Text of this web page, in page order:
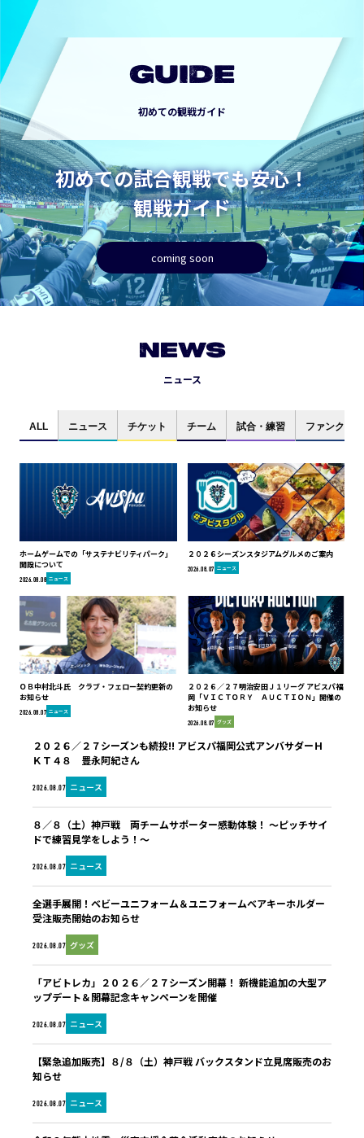
GUIDE
初めての観戦ガイド
初めての試合観戦でも安心！
観戦ガイド
coming soon
NEWS
ニュース
ALL ニュース チケット チーム 試合・練習 ファンクラブ
ホームゲームでの「サステナビリティパーク」
開設について
2026.08.08 ニュース
２０２６シーズンスタジアムグルメのご案内
2026.08.07 ニュース
ＯＢ中村北斗氏 クラブ・フェロー契約更新の
お知らせ
2026.08.07 ニュース
２０２６／２７明治安田Ｊ１リーグ アビスパ福
岡「ＶＩＣＴＯＲＹ ＡＵＣＴＩＯＮ」開催の
お知らせ
2026.08.07 グッズ
2026.08.07 ニュース
２０２６／２７シーズンも続投!! アビスパ福岡公式アンバサダーＨ
ＫＴ４８ 豊永阿紀さん
2026.08.07 ニュース
８／８（土）神戸戦 両チームサポーター感動体験！ ～ピッチサイ
ドで練習見学をしよう！～
2026.08.07 グッズ
全選手展開！ベビーユニフォーム＆ユニフォームベアキーホルダー
受注販売開始のお知らせ
2026.08.07 ニュース
「アビトレカ」２０２６／２７シーズン開幕！ 新機能追加の大型ア
ップデート＆開幕記念キャンペーンを開催
2026.08.07 ニュース
【緊急追加販売】８/８（土）神戸戦 バックスタンド立見席販売のお
知らせ